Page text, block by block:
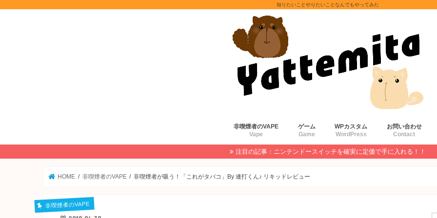
知りたいことやりたいことなんでもやってみた
非喫煙者のVAPE
Vape
ゲーム
Game
WPカスタム
WordPress
お問い合わせ
Contact
注目の記事：ニンテンドースイッチを確実に定価で手に入れる！！
HOME 非喫煙者のVAPE 非喫煙者が吸う！「これがタバコ」By 連打くん♪ リキッドレビュー
非喫煙者のVAPE